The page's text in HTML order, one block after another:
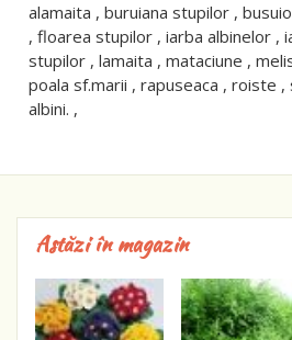
alamaita , buruiana stupilor ,
, floarea stupilor , iarba albinelor ,
stupilor , lamaita , mataciune ,
poala sf.marii , rapuseaca , roiste
albini. ,
Astăzi în magazin